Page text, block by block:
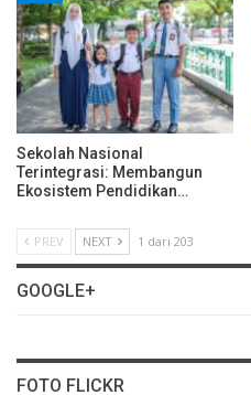
Sekolah Nasional
Terintegrasi: Membangun
Ekosistem Pendidikan…
PREV NEXT 1 dari 203
GOOGLE+
FOTO FLICKR